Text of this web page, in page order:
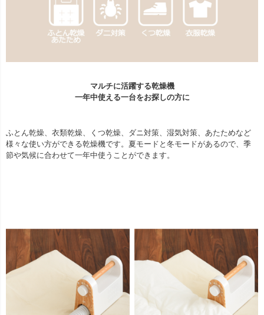
マルチに活躍する乾燥機
一年中使える一台をお探しの方に
ふとん乾燥、衣類乾燥、くつ乾燥、ダニ対策、湿気対策、あたためなど
様々な使い方ができる乾燥機です。夏モードと冬モードがあるので、季
節や気候に合わせて一年中使うことができます。